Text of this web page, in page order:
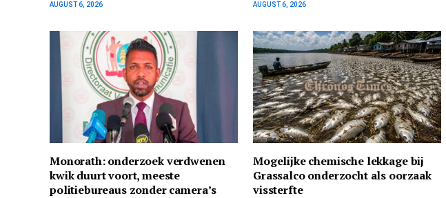
AUGUST 6, 2026 AUGUST 6, 2026
Monorath: onderzoek verdwenen
kwik duurt voort, meeste
politiebureaus zonder camera’s
Mogelijke chemische lekkage bij
Grassalco onderzocht als oorzaak
vissterfte